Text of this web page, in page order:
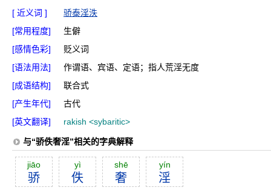
[ 近义词 ]
骄泰淫泆
[常用程度]
生僻
[感情色彩]
贬义词
[语法用法]
作谓语、宾语、定语；指人荒淫无度
[成语结构]
联合式
[产生年代]
古代
[英文翻译]
rakish <sybaritic>
与“骄佚奢淫”相关的字典解释
jiāo
骄
yì
佚
shē
奢
yín
淫